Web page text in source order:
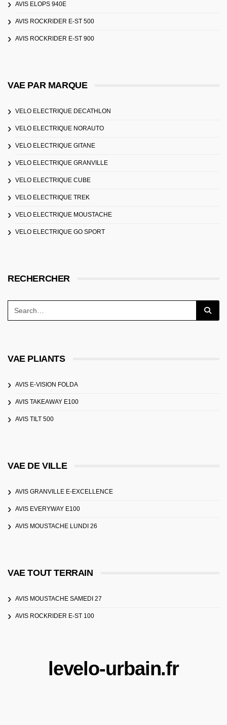
AVIS ELOPS 940E
AVIS ROCKRIDER E-ST 500
AVIS ROCKRIDER E-ST 900
VAE PAR MARQUE
VELO ELECTRIQUE DECATHLON
VELO ELECTRIQUE NORAUTO
VELO ELECTRIQUE GITANE
VELO ELECTRIQUE GRANVILLE
VELO ELECTRIQUE CUBE
VELO ELECTRIQUE TREK
VELO ELECTRIQUE MOUSTACHE
VELO ELECTRIQUE GO SPORT
RECHERCHER
VAE PLIANTS
AVIS E-VISION FOLDA
AVIS TAKEAWAY E100
AVIS TILT 500
VAE DE VILLE
AVIS GRANVILLE E-EXCELLENCE
AVIS EVERYWAY E100
AVIS MOUSTACHE LUNDI 26
VAE TOUT TERRAIN
AVIS MOUSTACHE SAMEDI 27
AVIS ROCKRIDER E-ST 100
levelo-urbain.fr